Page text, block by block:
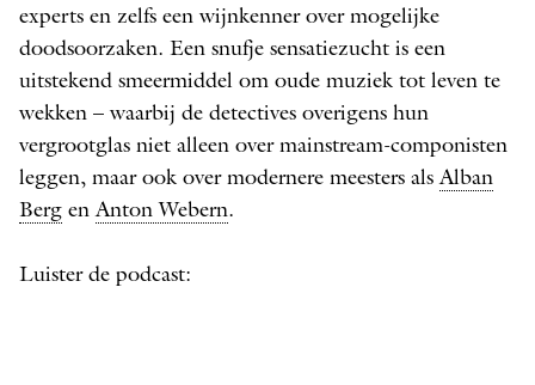
experts en zelfs een wijnkenner over mogelijke
doodsoorzaken. Een snufje sensatiezucht is een
uitstekend smeermiddel om oude muziek tot leven te
wekken – waarbij de detectives overigens hun
vergrootglas niet alleen over mainstream-componisten
leggen, maar ook over modernere meesters alsAlban
Berg enAnton Webern.
Luister de podcast: